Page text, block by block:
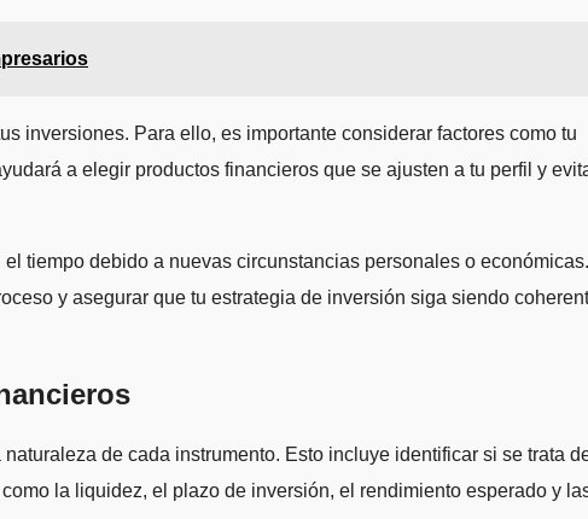
inversiones. Para ello, es importante considerar factores como tu
a elegir productos financieros que se ajusten a tu perfil y
tiempo debido a nuevas circunstancias personales o económicas.
y asegurar que tu estrategia de inversión siga siendo
de cada instrumento. Esto incluye identificar si se trata
la liquidez, el plazo de inversión, el rendimiento esperado y